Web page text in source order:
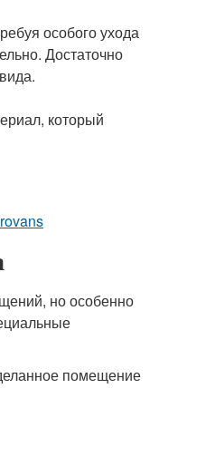
особого ухода
Достаточно
который
но особенно
помещение